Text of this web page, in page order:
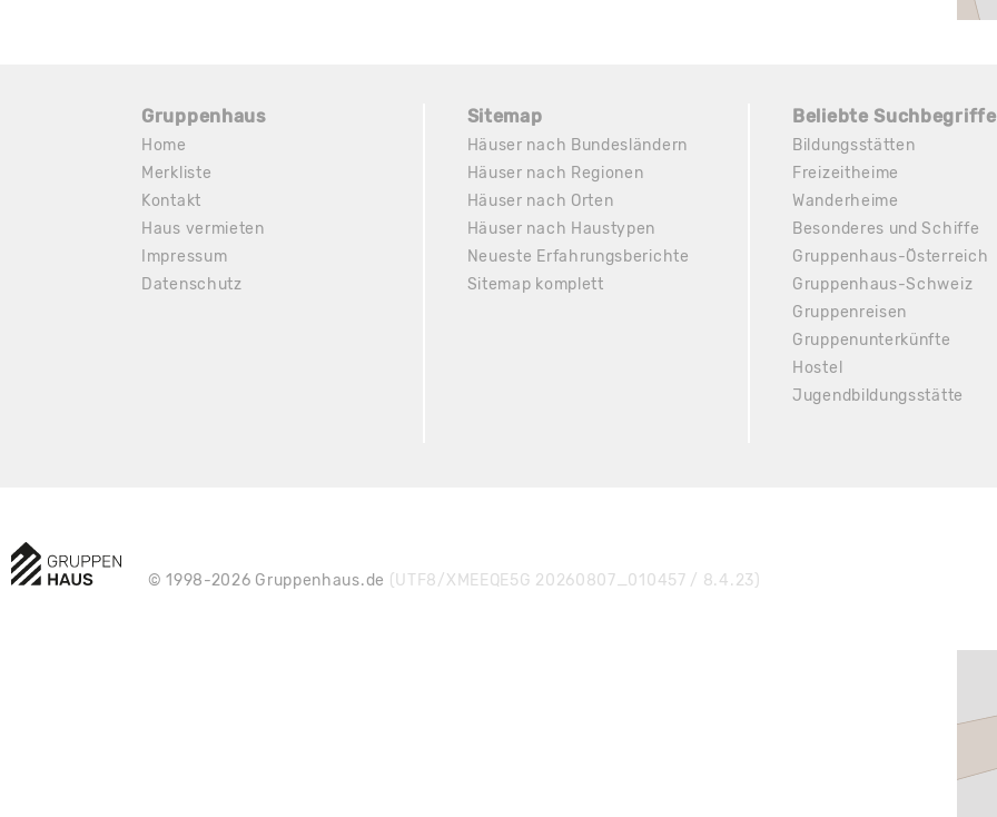
Gruppenhaus
Home
Merkliste
Kontakt
Haus vermieten
Impressum
Datenschutz
Sitemap
Häuser nach Bundesländern
Häuser nach Regionen
Häuser nach Orten
Häuser nach Haustypen
Neueste Erfahrungsberichte
Sitemap komplett
Beliebte Suchbegriffe
Bildungsstätten
Freizeitheime
Wanderheime
Besonderes und Schiffe
Gruppenhaus-Österreich
Gruppenhaus-Schweiz
Gruppenreisen
Gruppenunterkünfte
Hostel
Jugendbildungsstätte
© 1998-2026 Gruppenhaus.de (UTF8/XMEEQE5G 20260807_010457 / 8.4.23)